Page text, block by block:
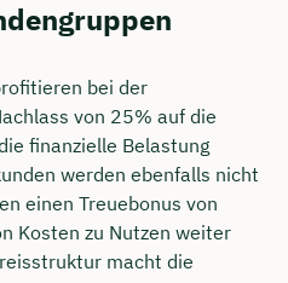
bei der
von 25% auf die
finanzielle Belastung
werden ebenfalls nicht
einen Treuebonus von
Kosten zu Nutzen weiter
macht die